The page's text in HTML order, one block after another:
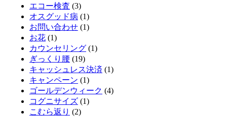
エコー検査 (3)
オスグッド病 (1)
お問い合わせ (1)
お花 (1)
カウンセリング (1)
ぎっくり腰 (19)
キャッシュレス決済 (1)
キャンペーン (1)
ゴールデンウィーク (4)
コグニサイズ (1)
こむら返り (2)